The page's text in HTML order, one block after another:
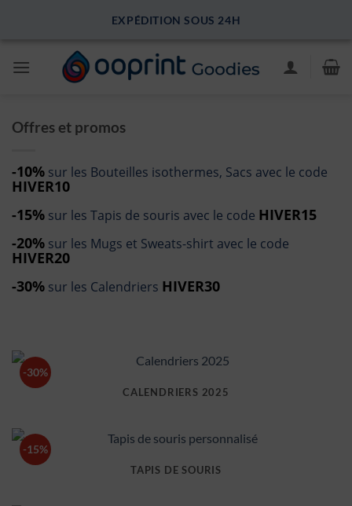
EXPÉDITION SOUS 24H
Offres et promos
-10% sur les Bouteilles isothermes, Sacs avec le code
HIVER10
-15% sur les Tapis de souris avec le code HIVER15
-20% sur les Mugs et Sweats-shirt avec le code
HIVER20
-30% sur les Calendriers HIVER30
-30%
CALENDRIERS 2025
-15%
TAPIS DE SOURIS